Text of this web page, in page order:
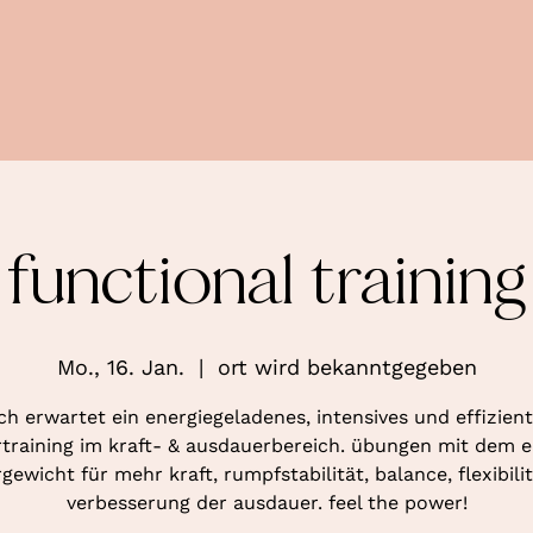
functional training
Mo., 16. Jan.
  |
ort wird bekanntgegeben
erwartet ein energiegeladenes, intensives und
im kraft- & ausdauerbereich. übungen mit dem
für mehr kraft, rumpfstabilität, balance,
verbesserung der ausdauer. feel the power!